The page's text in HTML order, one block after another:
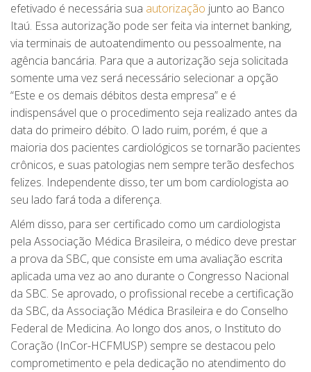
efetivado é necessária sua autorização junto ao Banco
Itaú. Essa autorização pode ser feita via internet banking,
via terminais de autoatendimento ou pessoalmente, na
agência bancária. Para que a autorização seja solicitada
somente uma vez será necessário selecionar a opção
“Este e os demais débitos desta empresa” e é
indispensável que o procedimento seja realizado antes da
data do primeiro débito. O lado ruim, porém, é que a
maioria dos pacientes cardiológicos se tornarão pacientes
crônicos, e suas patologias nem sempre terão desfechos
felizes. Independente disso, ter um bom cardiologista ao
seu lado fará toda a diferença.
Além disso, para ser certificado como um cardiologista
pela Associação Médica Brasileira, o médico deve prestar
a prova da SBC, que consiste em uma avaliação escrita
aplicada uma vez ao ano durante o Congresso Nacional
da SBC. Se aprovado, o profissional recebe a certificação
da SBC, da Associação Médica Brasileira e do Conselho
Federal de Medicina. Ao longo dos anos, o Instituto do
Coração (InCor-HCFMUSP) sempre se destacou pelo
comprometimento e pela dedicação no atendimento do